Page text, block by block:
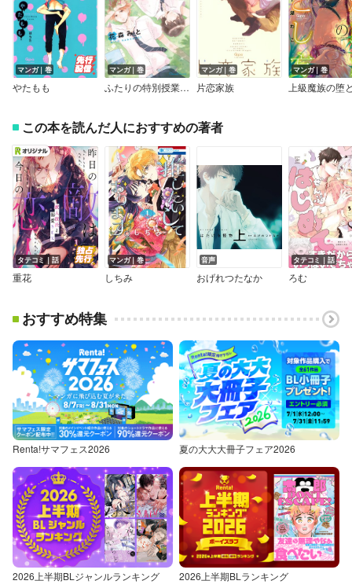
マンガ｜巻
やたもも
マンガ｜巻
ふたりの特別授業（新版）
マンガ｜巻
片恋家族
マンガ｜巻
この本を読んだ人におすすめの著者
タテコミ｜話
重花
マンガ｜巻
しちみ
音声
おげれつたなか
タテコミ｜話
ろむ
おすすめ特集
Renta!サマフェス2026 夏の大大大冊子フェア2026
2026上半期BLジャンルランキング 2026上半期BLランキング